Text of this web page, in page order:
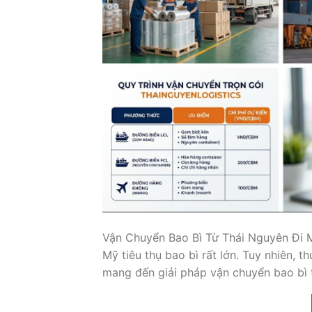
Vận Chuyển Bao Bì Từ Thái Nguyên
Mỹ tiêu thụ bao bì rất lớn. Tuy nhiên,
mang đến giải pháp vận chuyển bao